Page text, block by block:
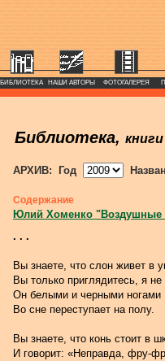
БИБЛИОТЕКА НАШИ АВТОРЫ ФОТОГАЛЕРЕЯ
Библиотека, книги
АРХИВ: Год
Содержание
Юлий Хоменко
. . .
Вы знаете, что слон живет в
Вы только приглядитесь, я не
Он белыми и черными ногами
Во сне переступает на полу.
Вы знаете, что конь стоит в
И говорит: «Неправда, фру-